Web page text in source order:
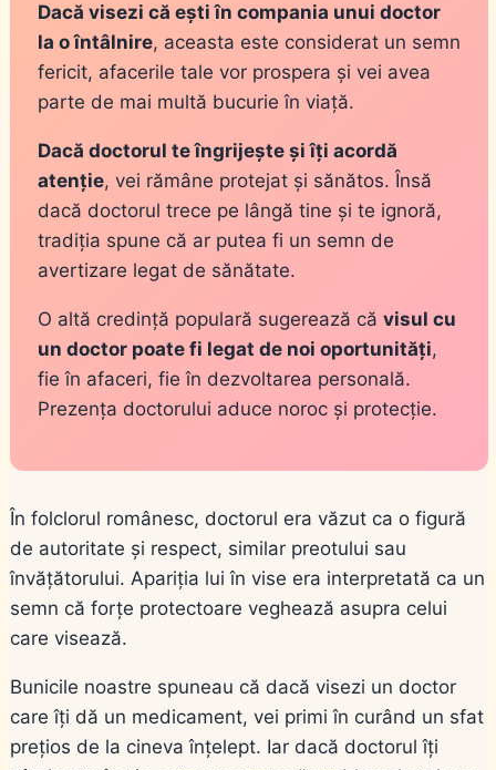
Dacă visezi că ești în compania unui doctor
la o întâlnire, aceasta este considerat un semn
fericit, afacerile tale vor prospera și vei avea
parte de mai multă bucurie în viață.
Dacă doctorul te îngrijește și îți acordă
atenție, vei rămâne protejat și sănătos. Însă
dacă doctorul trece pe lângă tine și te ignoră,
tradiția spune că ar putea fi un semn de
avertizare legat de sănătate.
O altă credință populară sugerează că visul cu
un doctor poate fi legat de noi oportunități,
fie în afaceri, fie în dezvoltarea personală.
Prezența doctorului aduce noroc și protecție.
În folclorul românesc, doctorul era văzut ca o figură
de autoritate și respect, similar preotului sau
învățătorului. Apariția lui în vise era interpretată ca un
semn că forțe protectoare veghează asupra celui
care visează.
Bunicile noastre spuneau că dacă visezi un doctor
care îți dă un medicament, vei primi în curând un sfat
prețios de la cineva înțelept. Iar dacă doctorul îți